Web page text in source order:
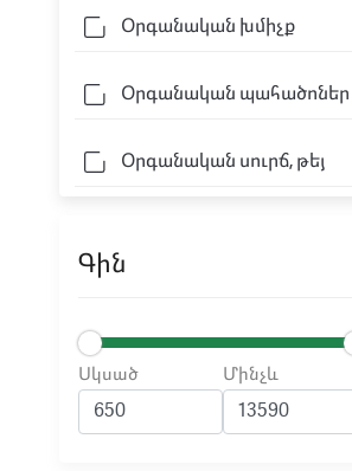
Օրգանական խմիչք
Օրգանական պահածոներ
Օրգանական սուրճ, թեյ
Գին
Սկսած Մինչև